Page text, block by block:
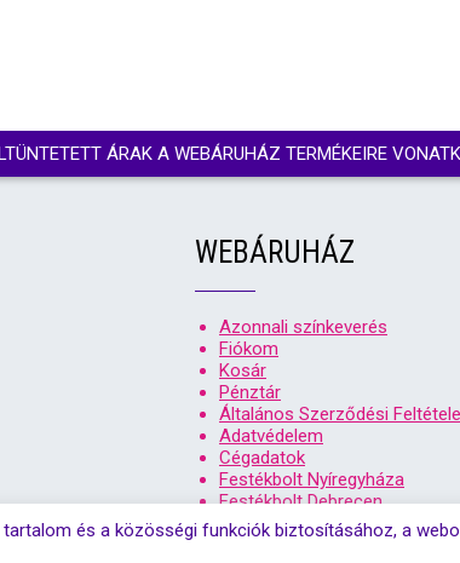
ÁRAK A WEBÁRUHÁZ TERMÉKEIRE
WEBÁRUHÁZ
Azonnali színkeverés
Fiókom
Kosár
Pénztár
Általános Szerződési
Adatvédelem
Cégadatok
Festékbolt Nyíregyháza
Festékbolt Debrecen
és a közösségi funkciók biztosításához, a